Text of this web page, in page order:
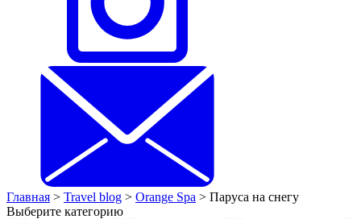
Главная > Travel blog > Orange Spa > Паруса на снегу
Выберите категорию